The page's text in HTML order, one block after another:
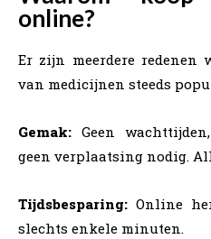
online?
Er zijn meerdere redenen
van medicijnen steeds
Gemak: Geen
geen verplaatsing nodig.
Tijdsbesparing: Online
slechts enkele minuten.